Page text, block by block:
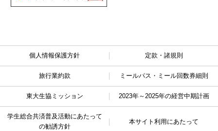
個人情報保護方針 定款・諸規則
旅行業約款 ミールパス・ミール回数券細則
東大生協ミッション 2023年～2025年の経営中期計画
学生総合共済普及活動にあたって
の勧誘方針
本サイト利用にあたって